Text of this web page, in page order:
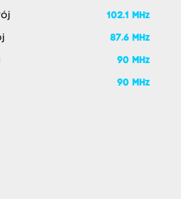
102.1 MHz
87.6 MHz
90 MHz
90 MHz